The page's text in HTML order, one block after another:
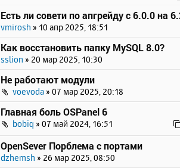
Есть ли совети по апгрейду с 6.0.0 на
vmirosh » 10 апр 2025, 18:51
Как восстановить папку MySQL 8.0?
sslion » 20 мар 2025, 10:30
Не работают модули
voevoda» 07 мар 2025, 20:18
Главная боль OSPanel 6
bobiq » 07 май 2024, 16:51
OpenSever Порблема с портами
dzhemsh » 26 мар 2025, 08:50